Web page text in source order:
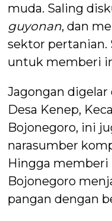
muda. Saling
guyonan, dan
sektor
untuk memberi
Jagongan
Desa Kenep,
Bojonegoro, ini
narasumber
Hingga memberi
Bojonegoro
pangan dengan